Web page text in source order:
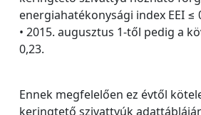
energiahatékonysági index EEI ≤
• 2015. augusztus 1-től pedig a
0,23.
Ennek megfelelően ez évtől
keringtető szivattyúk